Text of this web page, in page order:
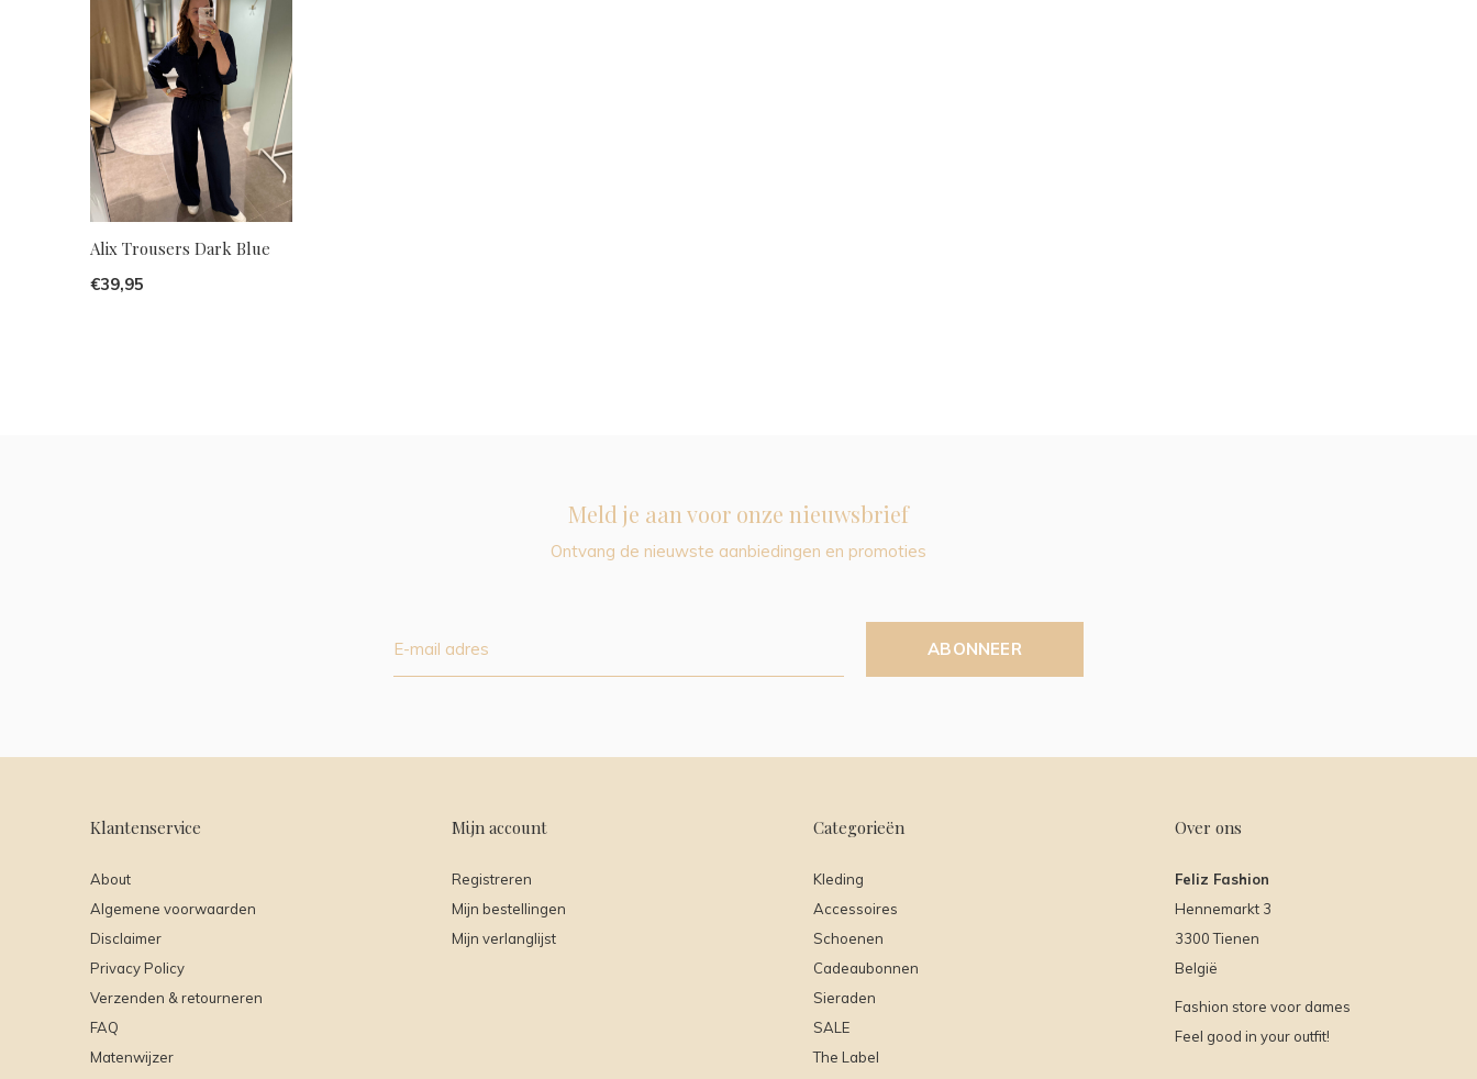
Alix Trousers Dark Blue
€39,95
Meld je aan voor onze nieuwsbrief
Ontvang de nieuwste aanbiedingen en promoties
ABONNEER
Klantenservice
About
Algemene voorwaarden
Disclaimer
Privacy Policy
Verzenden & retourneren
FAQ
Matenwijzer
Mijn account
Registreren
Mijn bestellingen
Mijn verlanglijst
Categorieën
Kleding
Accessoires
Schoenen
Cadeaubonnen
Sieraden
SALE
The Label
Over ons
Feliz Fashion
Hennemarkt 3
3300 Tienen
België
Fashion store voor dames
Feel good in your outfit!